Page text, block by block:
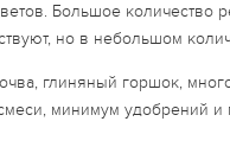
Большое количество
но в небольшом
глиняный горшок,
минимум удобрений и